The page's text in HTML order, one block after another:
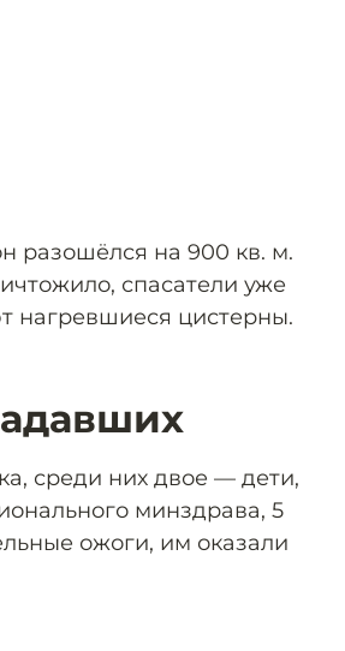
разошёлся на 900 кв. м.
спасатели уже
нагревшиеся цистерны.
среди них двое — дети,
минздрава, 5
ожоги, им оказали